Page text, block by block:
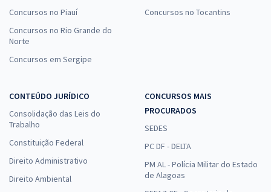
Concursos no Piauí
Concursos no Rio Grande do
Norte
Concursos em Sergipe
Concursos no Tocantins
CONTEÚDO JURÍDICO
Consolidação das Leis do
Trabalho
Constituição Federal
Direito Administrativo
Direito Ambiental
CONCURSOS MAIS
PROCURADOS
SEDES
PC DF - DELTA
PM AL - Polícia Militar do Estado
de Alagoas